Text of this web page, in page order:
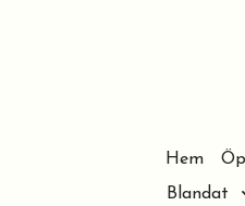
Hem
Blandat